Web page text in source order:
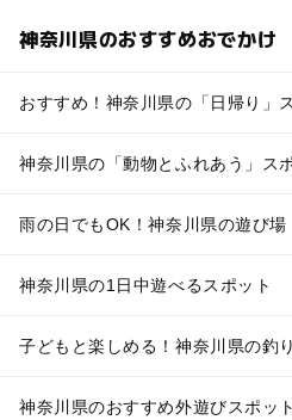
神奈川県のおすすめおでかけ
おすすめ！神奈川県の「日帰り」
神奈川県の「動物とふれあう」ス
雨の日でもOK！神奈川県の遊び場
神奈川県の1日中遊べるスポット
子どもと楽しめる！神奈川県の釣
神奈川県のおすすめ外遊びスポット